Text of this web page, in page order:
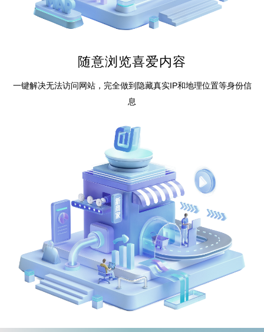
随意浏览喜爱内容
一键解决无法访问网站，完全做到隐藏真实IP和地理位置等身份信
息